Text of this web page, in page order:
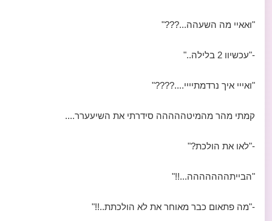
"ואאיי מה השעהה...???"
-"עכשיוו 2 בלילה.."
"ואייי איך נרדמתיייי....????"
קמתי מהר מהמיטההההה סידרתי את השיעערר....
-"לאו את הולכת?"
"הבייתההההההה...!!"
-"מה פתאום כבר מאוחר את לא הולכתת..!!"